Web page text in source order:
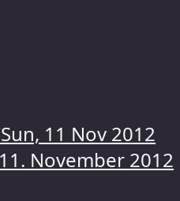
11 Nov 2012
November 2012